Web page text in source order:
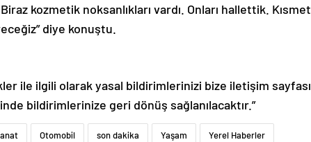
kozmetik noksanlıkları vardı. Onları hallettik. Kısmet
diye konuştu.
ile ilgili olarak yasal bildirimlerinizi bize iletişim sayfası
bildirimlerinize geri dönüş sağlanılacaktır.”
Otomobil son dakika Yaşam Yerel Haberler